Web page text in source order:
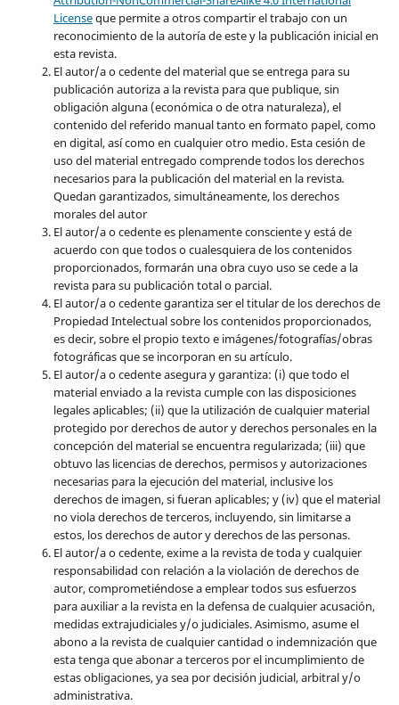
Licenseque permite a otros compartir el trabajo con un
reconocimiento de la autoría de este y la publicación inicial en
esta revista.
El autor/a o cedente del material que se entrega para su
publicación autoriza a la revista para que publique, sin
obligación alguna (económica o de otra naturaleza), el
contenido del referido manual tanto en formato papel, como
en digital, así como en cualquier otro medio. Esta cesión de
uso del material entregado comprende todos los derechos
necesarios para la publicación del material en la revista.
Quedan garantizados, simultáneamente, los derechos
morales del autor
El autor/a o cedente es plenamente consciente y está de
acuerdo con que todos o cualesquiera de los contenidos
proporcionados, formarán una obra cuyo uso se cede a la
revista para su publicación total o parcial.
El autor/a o cedente garantiza ser el titular de los derechos de
Propiedad Intelectual sobre los contenidos proporcionados,
es decir, sobre el propio texto e imágenes/fotografías/obras
fotográficas que se incorporan en su artículo.
El autor/a o cedente asegura y garantiza: (i) que todo el
material enviado a la revista cumple con las disposiciones
legales aplicables; (ii) que la utilización de cualquier material
protegido por derechos de autor y derechos personales en la
concepción del material se encuentra regularizada; (iii) que
obtuvo las licencias de derechos, permisos y autorizaciones
necesarias para la ejecución del material, inclusive los
derechos de imagen, si fueran aplicables; y (iv) que el material
no viola derechos de terceros, incluyendo, sin limitarse a
estos, los derechos de autor y derechos de las personas.
El autor/a o cedente, exime a la revista de toda y cualquier
responsabilidad con relación a la violación de derechos de
autor, comprometiéndose a emplear todos sus esfuerzos
para auxiliar a la revista en la defensa de cualquier acusación,
medidas extrajudiciales y/o judiciales. Asimismo, asume el
abono a la revista de cualquier cantidad o indemnización que
esta tenga que abonar a terceros por el incumplimiento de
estas obligaciones, ya sea por decisión judicial, arbitral y/o
administrativa.